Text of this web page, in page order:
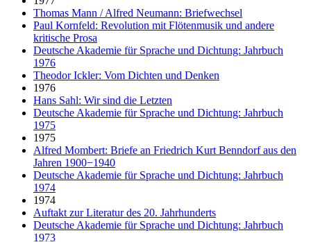
Thomas Mann / Alfred Neumann: Briefwechsel
Paul Kornfeld: Revolution mit Flötenmusik und andere
kritische Prosa
Deutsche Akademie für Sprache und Dichtung: Jahrbuch
1976
Theodor Ickler: Vom Dichten und Denken
1976
Hans Sahl: Wir sind die Letzten
Deutsche Akademie für Sprache und Dichtung: Jahrbuch
1975
1975
Alfred Mombert: Briefe an Friedrich Kurt Benndorf aus den
Jahren 1900−1940
Deutsche Akademie für Sprache und Dichtung: Jahrbuch
1974
1974
Auftakt zur Literatur des 20. Jahrhunderts
Deutsche Akademie für Sprache und Dichtung: Jahrbuch
1973